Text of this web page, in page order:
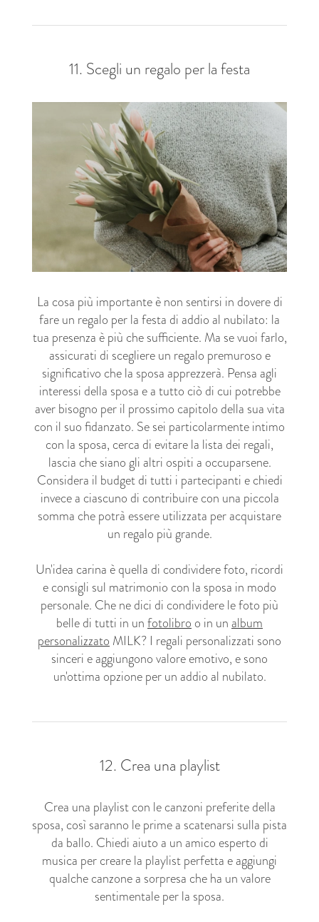
11. Scegli un regalo per la festa
La cosa più importante è non sentirsi in dovere di
fare un regalo per la festa di addio al nubilato: la
tua presenza è più che sufficiente. Ma se vuoi farlo,
assicurati di scegliere un regalo premuroso e
significativo che la sposa apprezzerà. Pensa agli
interessi della sposa e a tutto ciò di cui potrebbe
aver bisogno per il prossimo capitolo della sua vita
con il suo fidanzato. Se sei particolarmente intimo
con la sposa, cerca di evitare la lista dei regali,
lascia che siano gli altri ospiti a occuparsene.
Considera il budget di tutti i partecipanti e chiedi
invece a ciascuno di contribuire con una piccola
somma che potrà essere utilizzata per acquistare
un regalo più grande.
Un'idea carina è quella di condividere foto, ricordi
e consigli sul matrimonio con la sposa in modo
personale. Che ne dici di condividere le foto più
belle di tutti in unfotolibroo in unalbum
personalizzatoMILK? I regali personalizzati sono
sinceri e aggiungono valore emotivo, e sono
un'ottima opzione per un addio al nubilato.
12. Crea una playlist
Crea una playlist con le canzoni preferite della
sposa, così saranno le prime a scatenarsi sulla pista
da ballo. Chiedi aiuto a un amico esperto di
musica per creare la playlist perfetta e aggiungi
qualche canzone a sorpresa che ha un valore
sentimentale per la sposa.